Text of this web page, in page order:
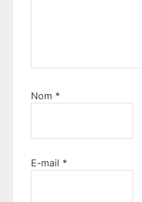
Nom *
E-mail *